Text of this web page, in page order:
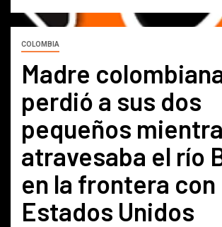
COLOMBIA
Madre
perdió a sus dos
pequeños
atravesaba el río
en la frontera con
Estados Unidos